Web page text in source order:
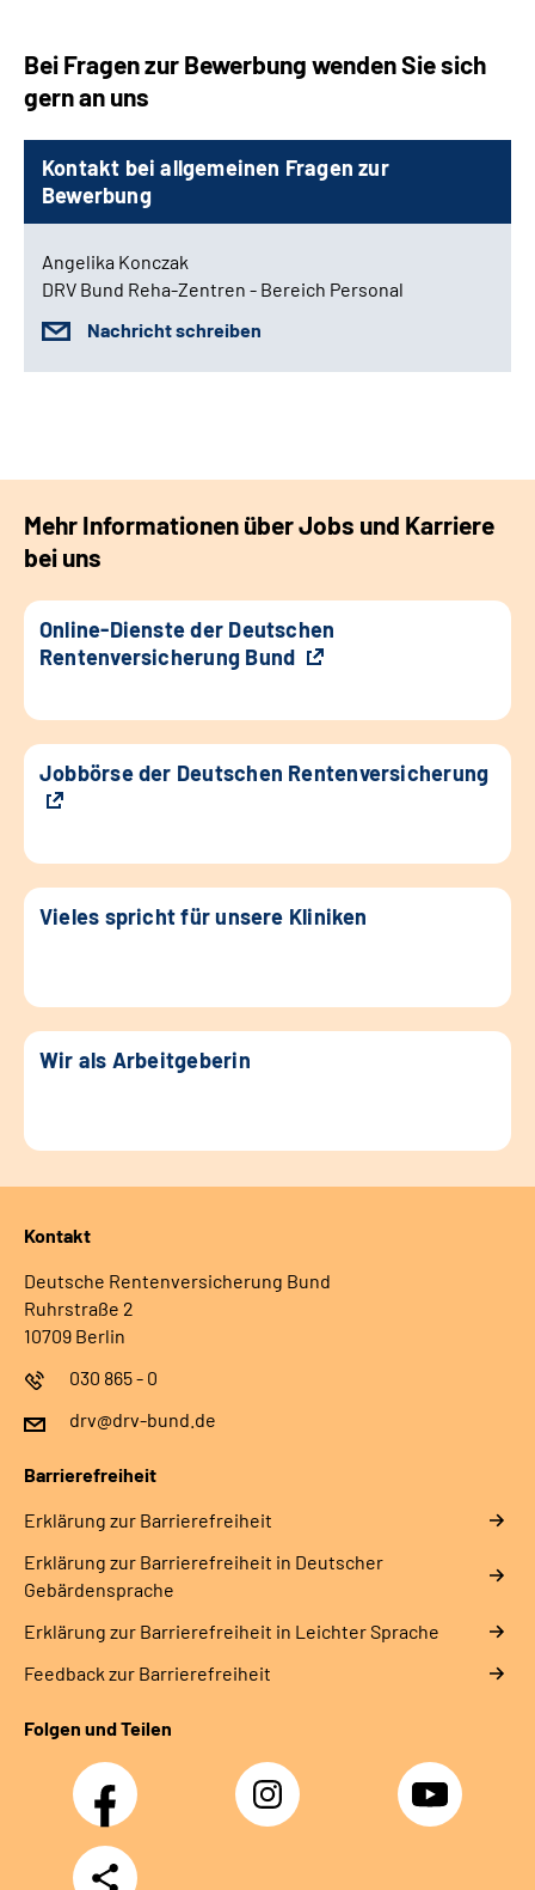
Bei Fragen zur Bewerbung wenden Sie sich
gern an uns
Kontakt bei allgemeinen Fragen zur
Bewerbung
Angelika Konczak
DRV Bund Reha-Zentren - Bereich Personal
Nachricht schreiben
Mehr Informationen über Jobs und Karriere
bei uns
Online-Dienste der Deutschen
Rentenversicherung Bund
Jobbörse der Deutschen Rentenversicherung
Vieles spricht für unsere Kliniken
Wir als Arbeitgeberin
Kontakt
Deutsche Rentenversicherung Bund
Ruhrstraße 2
10709 Berlin
030 865 - 0
drv@drv-bund.de
Barrierefreiheit
Erklärung zur Barrierefreiheit
Erklärung zur Barrierefreiheit in Deutscher
Gebärdensprache
Erklärung zur Barrierefreiheit in Leichter Sprache
Feedback zur Barrierefreiheit
Folgen und Teilen
Facebook Instagram YouTube
Teilen